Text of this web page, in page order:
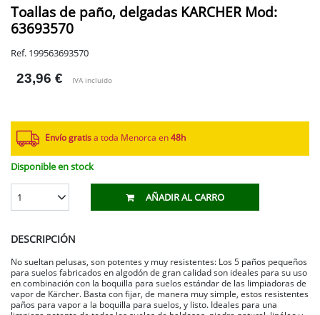
Toallas de paño, delgadas KARCHER Mod:
63693570
Ref. 199563693570
23,96 € IVA incluido
Envío gratis a toda Menorca en 48h
Disponible en stock
1 AÑADIR AL CARRO
DESCRIPCIÓN
No sueltan pelusas, son potentes y muy resistentes: Los 5 paños pequeños
para suelos fabricados en algodón de gran calidad son ideales para su uso
en combinación con la boquilla para suelos estándar de las limpiadoras de
vapor de Kärcher. Basta con fijar, de manera muy simple, estos resistentes
paños para vapor a la boquilla para suelos, y listo. Ideales para una